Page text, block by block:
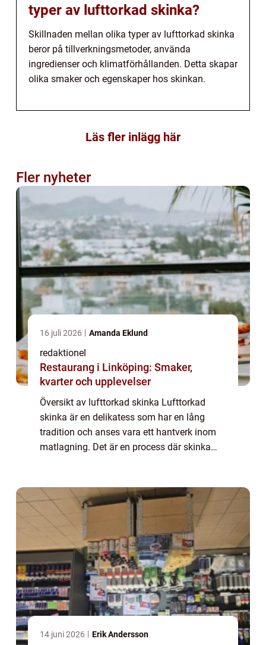
typer av lufttorkad skinka?
Skillnaden mellan olika typer av lufttorkad skinka
beror på tillverkningsmetoder, använda
ingredienser och klimatförhållanden. Detta skapar
olika smaker och egenskaper hos skinkan.
Läs fler inlägg här
Fler nyheter
16 juli 2026 Amanda Eklund
redaktionel
Restaurang i Linköping: Smaker,
kvarter och upplevelser
Översikt av lufttorkad skinka Lufttorkad
skinka är en delikatess som har en lång
tradition och anses vara ett hantverk inom
matlagning. Det är en process där skinka
14 juni 2026 Erik Andersson